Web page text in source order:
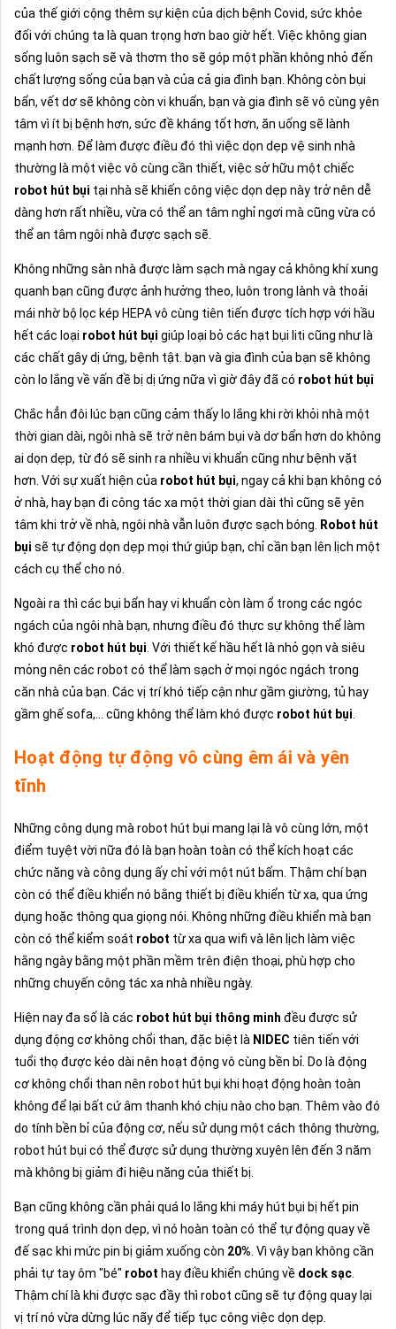
của thế giới cộng thêm sự kiện của dịch bệnh Covid, sức khỏe
đối với chúng ta là quan trọng hơn bao giờ hết. Việc không gian
sống luôn sạch sẽ và thơm tho sẽ góp một phần không nhỏ đến
chất lượng sống của bạn và của cả gia đình bạn. Không còn bụi
bẩn, vết dơ sẽ không còn vi khuẩn, bạn và gia đình sẽ vô cùng yên
tâm vì ít bị bệnh hơn, sức đề kháng tốt hơn, ăn uống sẽ lành
mạnh hơn. Để làm được điều đó thì việc dọn dẹp vệ sinh nhà
thường là một việc vô cùng cần thiết, việc sở hữu một chiếc
robot hút bụi tại nhà sẽ khiến công việc dọn dẹp này trở nên dễ
dàng hơn rất nhiều, vừa có thể an tâm nghỉ ngơi mà cũng vừa có
thể an tâm ngôi nhà được sạch sẽ.
Không những sàn nhà được làm sạch mà ngay cả không khí xung
quanh bạn cũng được ảnh hưởng theo, luôn trong lành và thoải
mái nhờ bộ lọc kép HEPA vô cùng tiên tiến được tích hợp với hầu
hết các loại robot hút bụi giúp loại bỏ các hạt bụi liti cũng như là
các chất gây dị ứng, bệnh tật. bạn và gia đình của bạn sẽ không
còn lo lắng về vấn đề bị dị ứng nữa vì giờ đây đã có robot hút bụi
Chắc hẳn đôi lúc bạn cũng cảm thấy lo lắng khi rời khỏi nhà một
thời gian dài, ngôi nhà sẽ trở nên bám bụi và dơ bẩn hơn do không
ai dọn dẹp, từ đó sẽ sinh ra nhiều vi khuẩn cũng như bệnh vặt
hơn. Với sự xuất hiện của robot hút bụi, ngay cả khi bạn không có
ở nhà, hay bạn đi công tác xa một thời gian dài thì cũng sẽ yên
tâm khi trở về nhà, ngôi nhà vẫn luôn được sạch bóng. Robot hút
bụi sẽ tự động dọn dẹp mọi thứ giúp bạn, chỉ cần bạn lên lịch một
cách cụ thể cho nó.
Ngoài ra thì các bụi bẩn hay vi khuẩn còn làm ổ trong các ngóc
ngách của ngôi nhà bạn, nhưng điều đó thực sự không thể làm
khó được robot hút bụi. Với thiết kế hầu hết là nhỏ gọn và siêu
mỏng nên các robot có thể làm sạch ở mọi ngóc ngách trong
căn nhà của bạn. Các vị trí khó tiếp cận như gầm giường, tủ hay
gầm ghế sofa,... cũng không thể làm khó được robot hút bụi.
Hoạt động tự động vô cùng êm ái và yên
tĩnh
Những công dụng mà robot hút bụi mang lại là vô cùng lớn, một
điểm tuyệt vời nữa đó là bạn hoàn toàn có thể kích hoạt các
chức năng và công dụng ấy chỉ với một nút bấm. Thậm chí bạn
còn có thể điều khiển nó bằng thiết bị điều khiển từ xa, qua ứng
dụng hoặc thông qua giọng nói. Không những điều khiển mà bạn
còn có thể kiểm soát robot từ xa qua wifi và lên lịch làm việc
hằng ngày bằng một phần mềm trên điện thoại, phù hợp cho
những chuyến công tác xa nhà nhiều ngày.
Hiện nay đa số là các robot hút bụi thông minh đều được sử
dụng động cơ không chổi than, đặc biệt là NIDEC tiên tiến với
tuổi thọ được kéo dài nên hoạt động vô cùng bền bỉ. Do là động
cơ không chổi than nên robot hút bụi khi hoạt động hoàn toàn
không để lại bất cứ âm thanh khó chịu nào cho bạn. Thêm vào đó
do tính bền bỉ của động cơ, nếu sử dụng một cách thông thường,
robot hút bụi có thể được sử dụng thường xuyên lên đến 3 năm
mà không bị giảm đi hiệu năng của thiết bị.
Bạn cũng không cần phải quá lo lắng khi máy hút bụi bị hết pin
trong quá trình dọn dẹp, vì nó hoàn toàn có thể tự động quay về
đế sạc khi mức pin bị giảm xuống còn 20%. Vì vậy bạn không cần
phải tự tay ôm "bé" robot hay điều khiển chúng về dock sạc.
Thậm chí là khi được sạc đầy thì robot cũng sẽ tự động quay lại
vị trí nó vừa dừng lúc nãy để tiếp tục công việc dọn dẹp.